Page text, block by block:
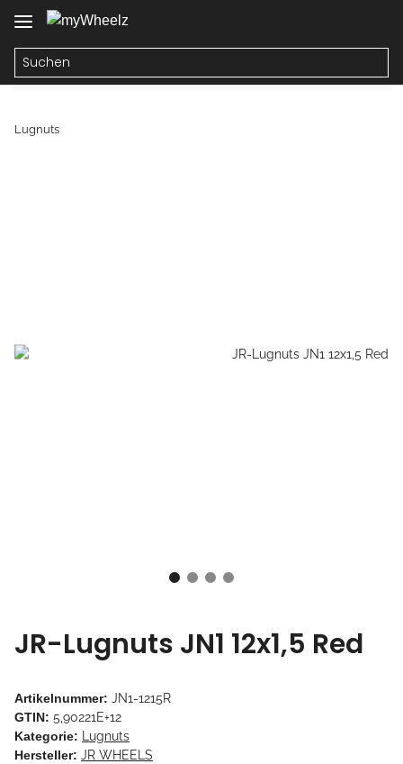
Lugnuts
JR-Lugnuts JN1 12x1,5 Red
Artikelnummer: JN1-1215R
GTIN: 5,90221E+12
Kategorie: Lugnuts
Hersteller: JR WHEELS